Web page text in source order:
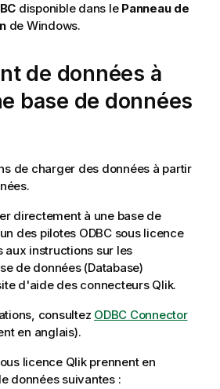
disponible dans le Panneau de
de Windows.
de données à
base de données
de charger des données à partir
directement à une base de
des pilotes ODBC sous licence
aux instructions sur les
de données (Database)
d'aide des connecteurs Qlik.
consultez ODBC Connector
en anglais).
licence Qlikprennent en
données suivantes :